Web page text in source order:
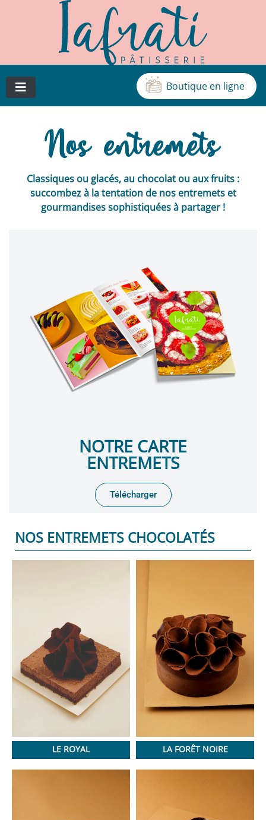
Patisserie Iafrati
Cédric Iafrati, artisan pâtissier, chocolatier et glacier à
Boutique en ligne
Nos entremets
Classiques ou glacés, au chocolat ou aux fruits :
succombez à la tentation de nos entremets et
gourmandises sophistiquées à partager !
NOTRE CARTE
ENTREMETS
Télécharger
NOS ENTREMETS CHOCOLATÉS
LE ROYAL LA FORÊT NOIRE